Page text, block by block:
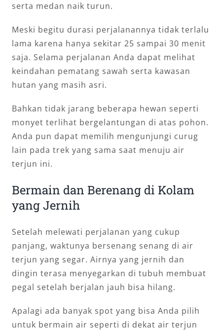
serta medan naik turun.
Meski begitu durasi perjalanannya tidak terlalu
lama karena hanya sekitar 25 sampai 30 menit
saja. Selama perjalanan Anda dapat melihat
keindahan pematang sawah serta kawasan
hutan yang masih asri.
Bahkan tidak jarang beberapa hewan seperti
monyet terlihat bergelantungan di atas pohon.
Anda pun dapat memilih mengunjungi curug
lain pada trek yang sama saat menuju air
terjun ini.
Bermain dan Berenang di Kolam
yang Jernih
Setelah melewati perjalanan yang cukup
panjang, waktunya bersenang senang di air
terjun yang segar. Airnya yang jernih dan
dingin terasa menyegarkan di tubuh membuat
pegal setelah berjalan jauh bisa hilang.
Apalagi ada banyak spot yang bisa Anda pilih
untuk bermain air seperti di dekat air terjun